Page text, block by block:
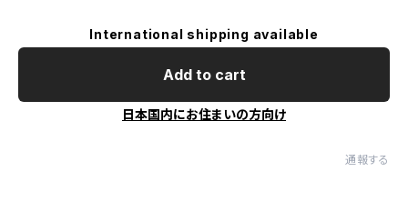
International shipping available
Add to cart
日本国内にお住まいの方向け
通報する